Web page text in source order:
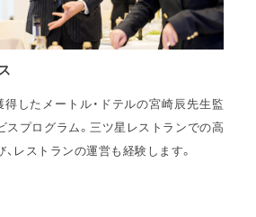
得したメートル・ドテルの宮崎辰先生監
スプログラム。三ツ星レストランでの高
レストランの運営も経験します。